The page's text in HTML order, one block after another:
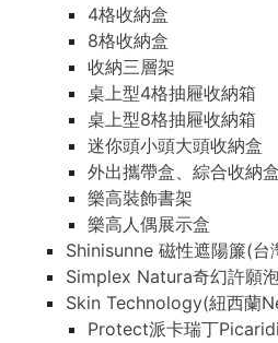
4格收納盒
8格收納盒
收納三層架
桌上型4格抽屜收納箱
桌上型8格抽屜收納箱
迷你頭小頭大頭收納盒
外出攜帶盒、綜合收納盒
樂高裝飾書架
樂高人偶展示盒
Shinisunne 磁性遮陽簾(台
Simplex Natura奇幻許願
Skin Technology(紐西蘭
Protect派卡瑞丁